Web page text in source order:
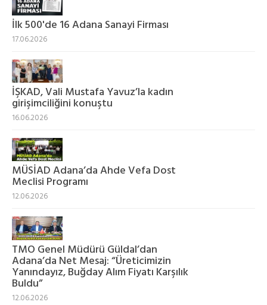
İlk 500'de 16 Adana Sanayi Firması
17.06.2026
İŞKAD, Vali Mustafa Yavuz’la kadın
girişimciliğini konuştu
16.06.2026
MÜSİAD Adana’da Ahde Vefa Dost
Meclisi Programı
12.06.2026
TMO Genel Müdürü Güldal’dan
Adana’da Net Mesaj: “Üreticimizin
Yanındayız, Buğday Alım Fiyatı Karşılık
Buldu”
12.06.2026